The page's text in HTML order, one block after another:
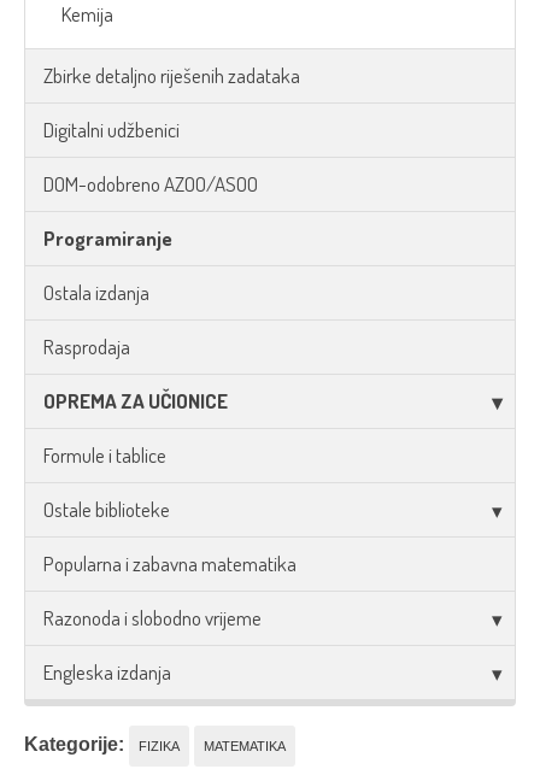
Kemija
Zbirke detaljno riješenih zadataka
Digitalni udžbenici
DOM-odobreno AZOO/ASOO
Programiranje
Ostala izdanja
Rasprodaja
OPREMA ZA UČIONICE
Formule i tablice
Ostale biblioteke
Popularna i zabavna matematika
Razonoda i slobodno vrijeme
Engleska izdanja
Kategorije: FIZIKA MATEMATIKA